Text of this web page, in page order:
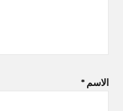
الاسم *